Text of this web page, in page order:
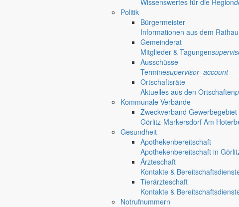
Wissenswertes für die Region
Politik
Bürgermeister
Informationen aus dem
Gemeinderat
Mitglieder & Tagungen
Ausschüsse
Terminesupervisor_account
Ortschaftsräte
Aktuelles aus den Ortschaften
Kommunale Verbände
Zweckverband Gewerbegebiet
Görlitz-Markersdorf Am
Gesundheit
Apothekenbereitschaft
Apothekenbereitschaft in
Ärzteschaft
Kontakte &
Tierärzteschaft
Kontakte &
Notrufnummern